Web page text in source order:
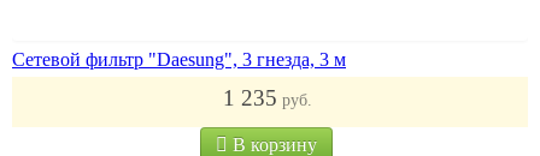
Сетевой фильтр "Daesung", 3 гнезда, 3 м
1 235 руб.
В корзину